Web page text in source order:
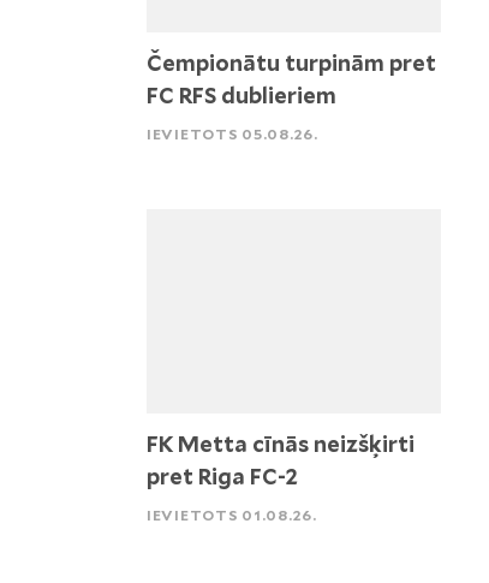
Čempionātu turpinām pret
FC RFS dublieriem
IEVIETOTS 05.08.26.
FK Metta cīnās neizšķirti
pret Riga FC-2
IEVIETOTS 01.08.26.